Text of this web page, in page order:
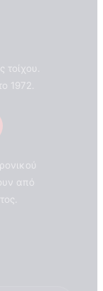
τοίχου.
1972.
από